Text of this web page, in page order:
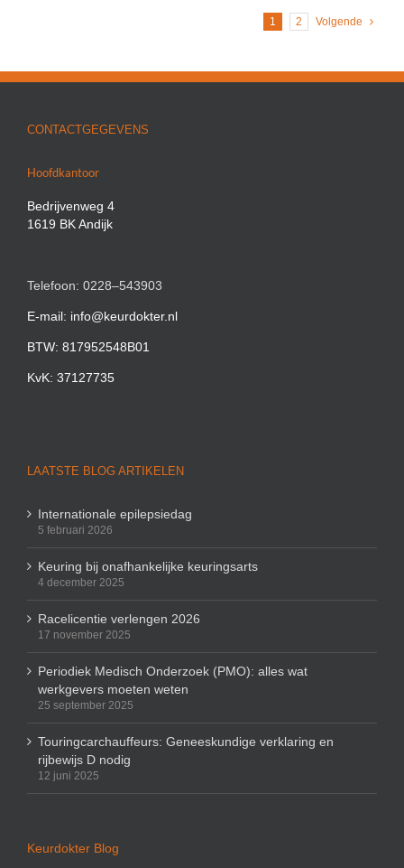
1 2 Volgende
CONTACTGEGEVENS
Hoofdkantoor
Bedrijvenweg 4
1619 BK Andijk
Telefoon: 0228–543903
E-mail: info@keurdokter.nl
BTW: 817952548B01
KvK: 37127735
LAATSTE BLOG ARTIKELEN
Internationale epilepsiedag
5 februari 2026
Keuring bij onafhankelijke keuringsarts
4 december 2025
Racelicentie verlengen 2026
17 november 2025
Periodiek Medisch Onderzoek (PMO): alles wat
werkgevers moeten weten
25 september 2025
Touringcarchauffeurs: Geneeskundige verklaring en
rijbewijs D nodig
12 juni 2025
Keurdokter Blog